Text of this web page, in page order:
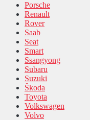
Porsche
Renault
Rover
Saab
Seat
Smart
Ssangyong
Subaru
Suzuki
Škoda
Toyota
Volkswagen
Volvo